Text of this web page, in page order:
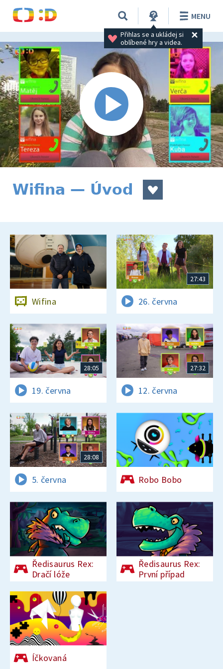
Přihlas se a ukládej si
oblíbené hry a videa.
MENU
Wifina — Úvod
Wifina
27:43
26. června
28:05
19. června
27:32
12. června
28:08
5. června Robo Bobo
Ředisaurus Rex:
Dračí lóže
Ředisaurus Rex:
První případ
Íčkovaná